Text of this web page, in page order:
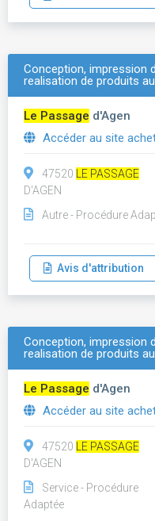
Conception, impression
realisation de produits
Le Passage d'Agen
Accéder au site
47520
LE PASSAGE
D'AGEN
Autre - Procédure
Avis d'attribution
Conception, impression
realisation de produits
Le Passage d'Agen
Accéder au site
47520
LE PASSAGE
D'AGEN
Service - Procédure
Adaptée